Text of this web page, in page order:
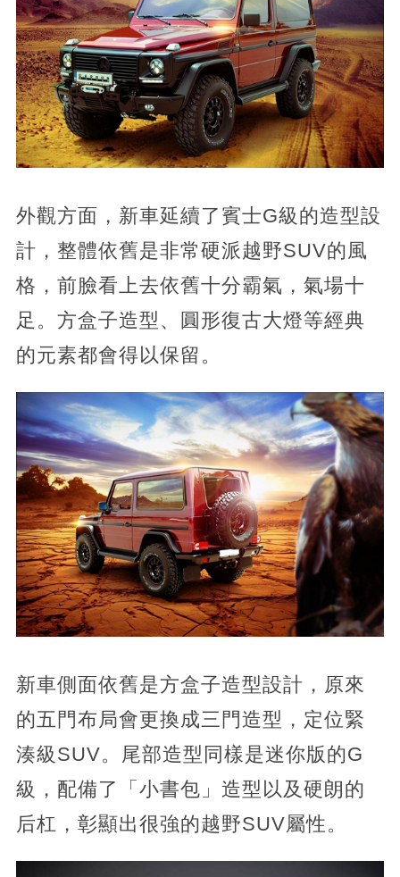
外觀方面，新車延續了賓士G級的造型設
計，整體依舊是非常硬派越野SUV的風
格，前臉看上去依舊十分霸氣，氣場十
足。方盒子造型、圓形復古大燈等經典
的元素都會得以保留。
新車側面依舊是方盒子造型設計，原來
的五門布局會更換成三門造型，定位緊
湊級SUV。尾部造型同樣是迷你版的G
級，配備了「小書包」造型以及硬朗的
后杠，彰顯出很強的越野SUV屬性。